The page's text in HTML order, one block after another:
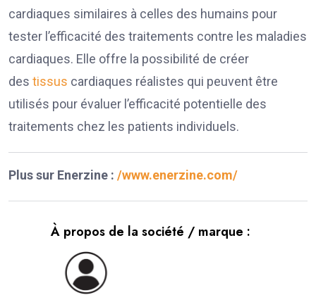
cardiaques similaires à celles des humains pour
tester l’efficacité des traitements contre les maladies
cardiaques. Elle offre la possibilité de créer
des tissus cardiaques réalistes qui peuvent être
utilisés pour évaluer l’efficacité potentielle des
traitements chez les patients individuels.
Plus sur Enerzine : /www.enerzine.com/
À propos de la société / marque :